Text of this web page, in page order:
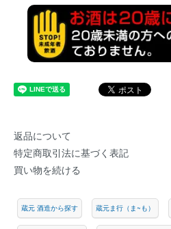
返品について
特定商取引法に基づく表記
買い物を続ける
蔵元 酒造から探す 蔵元ま行（ま~も）